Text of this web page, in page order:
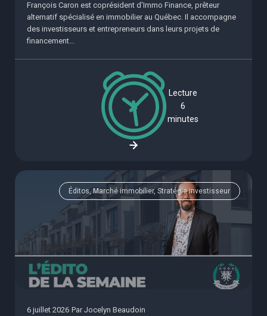
François Caron est coprésident d’Immo Finance, prêteur
alternatif spécialisé en immobilier au Québec. Il accompagne
des investisseurs et entrepreneurs dans leurs projets de
financement...
Lecture
6
minutes
Éditos, Marché immobilier, Stratégie investisseur
6 juillet 2026 Par Jocelyn Beaudoin